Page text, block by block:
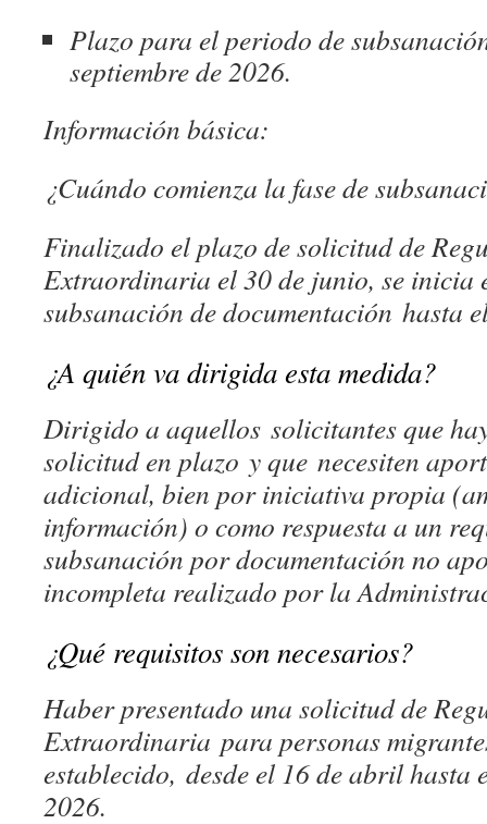
Plazo para el periodo de
septiembre de 2026.
Información básica:
¿Cuándo comienza la fase de
Finalizado el plazo de solicitud de
Extraordinaria el 30 de junio, se inicia
subsanación de documentación hasta
¿A quién va dirigida esta medida?
Dirigido a aquellos solicitantes que
solicitud en plazo y que necesiten
adicional, bien por iniciativa propia
información) o como respuesta a un
subsanación por documentación no
incompleta realizado por la
¿Qué requisitos son necesarios?
Haber presentado una solicitud de
Extraordinaria para personas
establecido, desde el 16 de abril hasta
2026.